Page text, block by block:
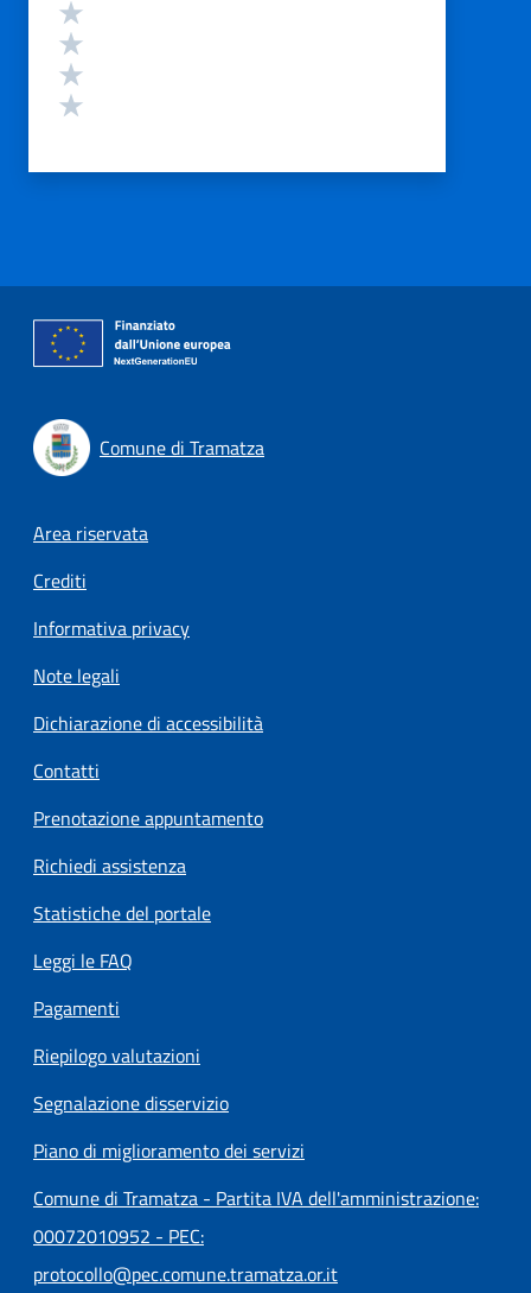
Comune di Tramatza
Footer menu
Area riservata
Crediti
Informativa privacy
Note legali
Dichiarazione di accessibilità
Contatti
Prenotazione appuntamento
Richiedi assistenza
Statistiche del portale
Leggi le FAQ
Pagamenti
Riepilogo valutazioni
Segnalazione disservizio
Piano di miglioramento dei servizi
Comune di Tramatza - Partita IVA dell'amministrazione:
00072010952 - PEC:
protocollo@pec.comune.tramatza.or.it